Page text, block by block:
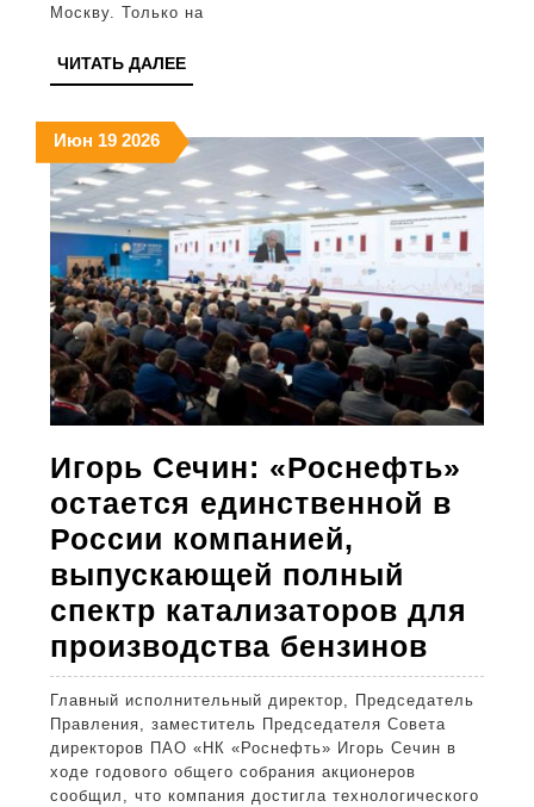
76
ВСУ
Москву. Только на
ЧИТАТЬ ДАЛЕЕЧИТАТЬ
ДАЛЕЕ
Июн 19.06.2026
1919.06.2026
202619.06.2026
Игорь Сечин: «Роснефть»
остается единственной в
России компанией,
выпускающей полный
спектр катализаторов для
производства бензинов
Сечин:
Главный исполнительный директор, Председатель
Правления, заместитель Председателя Совета
директоров ПАО «НК «Роснефть» Игорь Сечин в
ходе годового общего собрания акционеров
сообщил, что компания достигла технологического